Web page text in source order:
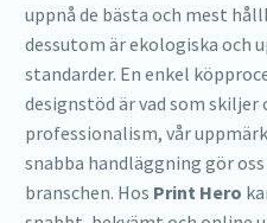
uppnå de bästa och mest
dessutom är ekologiska och
standarder. En enkel
designstöd är vad som skiljer
professionalism, vår
snabba handläggning gör
branschen. Hos Print Hero